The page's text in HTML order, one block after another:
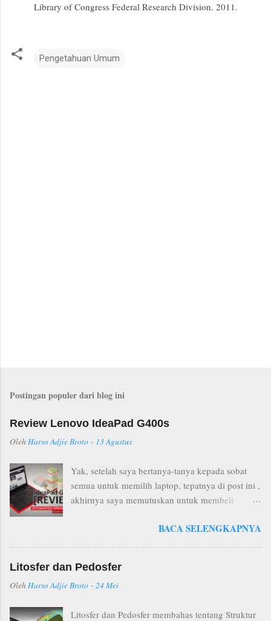
Library of Congress Federal Research Division. 2011.
Pengetahuan Umum
Postingan populer dari blog ini
Review Lenovo IdeaPad G400s
Oleh Harso Adjie Broto - 13 Agustus
Yak, setelah saya bertanya-tanya kepada sobat
semua untuk memilih laptop, tepatnya di post ini ,
akhirnya saya memutuskan untuk membeli
atau bukan... ). sebelum kita mereview laptop
terbaik di jamannya :')) Dell Vostro 1014 Core 2
Duo Kalau Dell Vostro 1014 saya beli di pemeran
di sebuah toko kecil di mal mangga dua. Jika
BACA SELENGKAPNYA
Litosfer dan Pedosfer
Oleh Harso Adjie Broto - 24 Mei
Litosfer dan Pedosfer membahas tentang Struktur